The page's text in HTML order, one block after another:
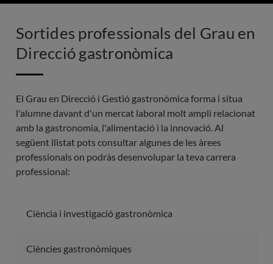
Sortides professionals del Grau en
Direcció gastronòmica
El Grau en Direcció i Gestió gastronòmica forma i situa
l'alumne davant d'un mercat laboral molt ampli relacionat
amb la gastronomia, l'alimentació i la innovació. Al
següent llistat pots consultar algunes de les àrees
professionals on podràs desenvolupar la teva carrera
professional:
Ciència i investigació gastronòmica
Ciències gastronòmiques